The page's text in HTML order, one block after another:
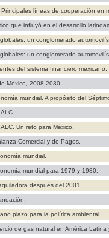
líneas de cooperación en
que influyó en el desarrollo
un conglomerado
un conglomerado
del sistema financiero mexicano.
México, 2008-2030.
mundial. A propósito del
Un reto para México.
Comercial y de Pagos.
mundial.
mundial para 1979 y 1980.
después del 2001.
plazo para la política ambiental.
de gas natural en América Latina